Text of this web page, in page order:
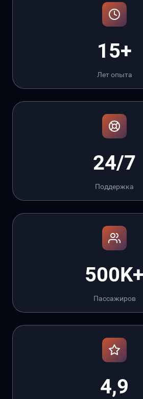
15+
Лет опыта
24/7
Поддержка
500K+
Пассажиров
4,9